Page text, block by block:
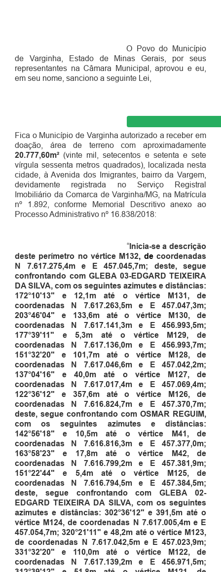
O Povo do Município
de Varginha, Estado de Minas Gerais, por seus
representantes na Câmara Municipal, aprovou e eu,
em seu nome, sanciono a seguinte Lei,
Fica o Município de Varginha autorizado a receber em
doação, área de terreno com aproximadamente
20.777,60m² (vinte mil, setecentos e setenta e sete
vírgula sessenta metros quadrados), localizada nesta
cidade, à Avenida dos Imigrantes, bairro da Vargem,
devidamente registrada no Serviço Registral
Imobiliário da Comarca de Varginha/MG, na Matrícula
nº 1.892, conforme Memorial Descritivo anexo ao
Processo Administrativo nº 16.838/2018:
“Inicia-se a descrição
deste perímetro no vértice M132, decoordenadas
N 7.617.275,4m e E 457.045,7m; deste, segue
confrontando com GLEBA 03-EDGARD TEIXEIRA
DA SILVA, com os seguintes azimutes e distâncias:
172°10'13" e 12,1m até o vértice M131, de
coordenadas N 7.617.263,5m e E 457.047,3m;
203°46'04" e 133,6m até o vértice M130, de
coordenadas N 7.617.141,3m e E 456.993,5m;
177°39'11" e 5,3m até o vértice M129, de
coordenadas N 7.617.136,0m e E 456.993,7m;
151°32'20" e 101,7m até o vértice M128, de
coordenadas N 7.617.046,6m e E 457.042,2m;
137°04'16" e 40,0m até o vértice M127, de
coordenadas N 7.617.017,4m e E 457.069,4m;
122°36'12" e 357,6m até o vértice M126, de
coordenadas N 7.616.824,7m e E 457.370,7m;
deste, segue confrontando com OSMAR REGUIM,
com os seguintes azimutes e distâncias:
142°56'18" e 10,5m até o vértice M41, de
coordenadas N 7.616.816,3m e E 457.377,0m;
163°58'23" e 17,8m até o vértice M42, de
coordenadas N 7.616.799,2m e E 457.381,9m;
151°22'44" e 5,4m até o vértice M125, de
coordenadas N 7.616.794,5m e E 457.384,5m;
deste, segue confrontando com GLEBA 02-
EDGARD TEIXEIRA DA SILVA, com os seguintes
azimutes e distâncias: 302°36'12" e 391,5m até o
vértice M124, de coordenadas N 7.617.005,4m e E
457.054,7m;320°21'11" e 48,2m até o vértice M123,
de coordenadas N 7.617.042,5m e E 457.023,9m;
331°32'20" e 110,0m até o vértice M122, de
coordenadas N 7.617.139,2m e E 456.971,5m;